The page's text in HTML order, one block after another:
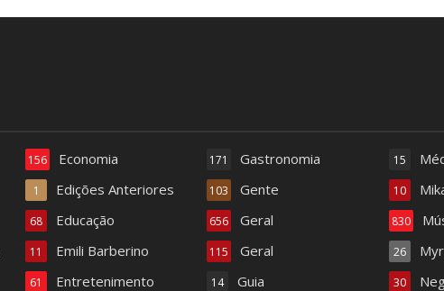
Economia
156
Edições Anteriores
1
Educação
68
Emili Barberino
11
Entretenimento
61
Gastronomia
171
Gente
103
Geral
656
Geral
115
Guia
14
15
10
830
26
30